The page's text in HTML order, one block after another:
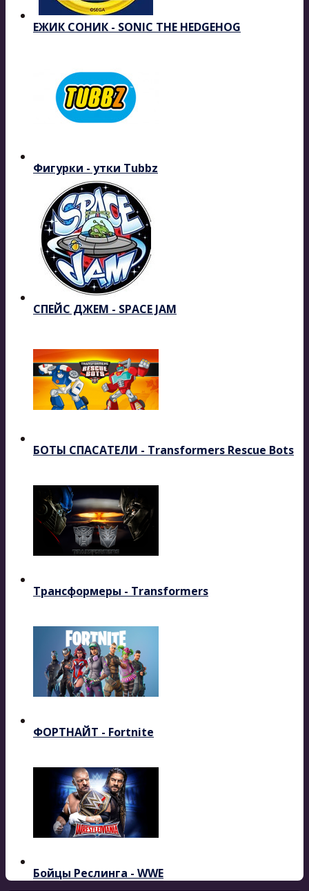
ЕЖИК СОНИК - SONIC THE HEDGEHOG
Фигурки - утки Tubbz
СПЕЙС ДЖЕМ - SPACE JAM
БОТЫ СПАСАТЕЛИ - Transformers Rescue Bots
Трансформеры - Transformers
ФОРТНАЙТ - Fortnite
Бойцы Реслинга - WWE